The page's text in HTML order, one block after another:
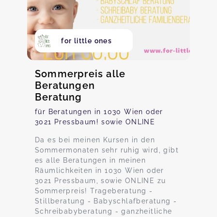
for little ones
Sommerpreis alle
Beratungen
Beratung
für Beratungen in 1030 Wien oder
3021 Pressbaum! sowie ONLINE
Da es bei meinen Kursen in den
Sommermonaten sehr ruhig wird, gibt
es alle Beratungen in meinen
Räumlichkeiten in 1030 Wien oder
3021 Pressbaum, sowie ONLINE zu
Sommerpreis! Trageberatung -
Stillberatung - Babyschlafberatung -
Schreibabyberatung - ganzheitliche